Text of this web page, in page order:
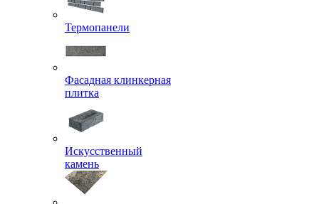
Термопанели
Фасадная клинкерная
плитка
Искусственный
камень